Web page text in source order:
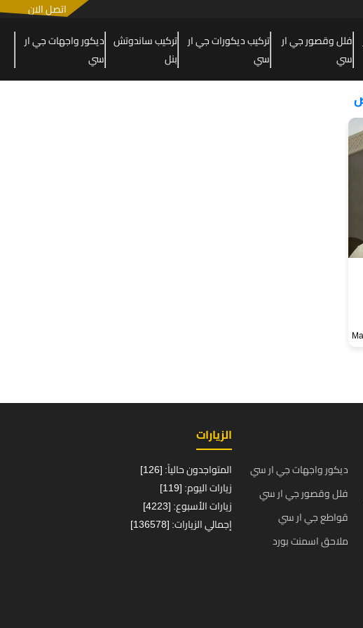
اتصل الان
فلل وقصور جي ار
سي
تركيب ديكورات جي ار
سي
تركيب ساندوتش
بنل
ديكور واجهات جي ار
سي
ديكور واجهات جي ار سي
فلل وقصور جي ار سي
قواطع جي ار سي
ملاحق اسمنت بورد
الزيارات
المتواجدون حالياً: [126]
زيارات اليوم: [119]
زيارات الأسبوع: [4223]
إجمالي الزيارات: [136578]